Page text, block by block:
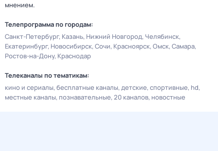
мнением.
Телепрограмма по городам:
Санкт-Петербург Казань Нижний Новгород Челябинск
Екатеринбург Новосибирск Сочи Красноярск Омск Самара
Ростов-на-Дону Краснодар
Телеканалы по тематикам:
кино и сериалы бесплатные каналы детские спортивные hd
местные каналы познавательные 20 каналов новостные